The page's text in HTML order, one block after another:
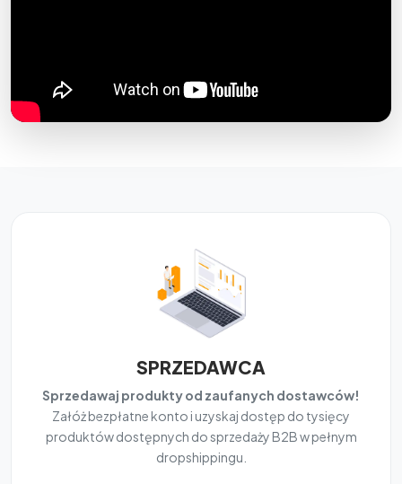
SPRZEDAWCA
Sprzedawaj produkty od zaufanych dostawców!
Załóż bezpłatne konto i uzyskaj dostęp do tysięcy
produktów dostępnych do sprzedaży B2B w pełnym
dropshippingu.